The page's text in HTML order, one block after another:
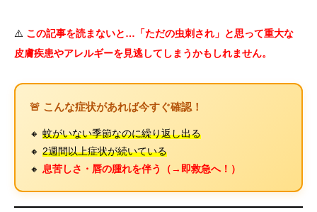
⚠️ この記事を読まないと…「ただの虫刺され」と思って重大な
皮膚疾患やアレルギーを見逃してしまうかもしれません。
🚨 こんな症状があれば今すぐ確認！
🔸 蚊がいない季節なのに繰り返し出る
🔸 2週間以上症状が続いている
🔸 息苦しさ・唇の腫れを伴う（→即救急へ！）